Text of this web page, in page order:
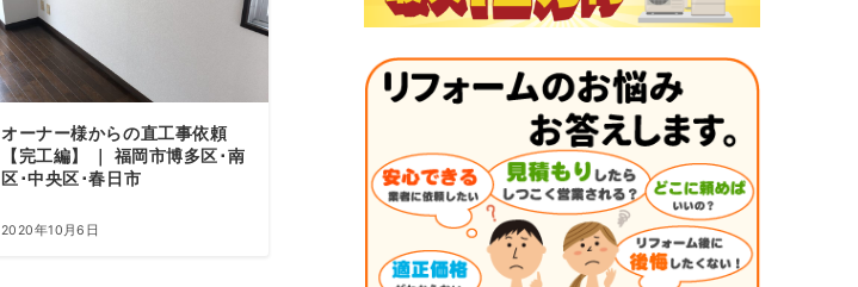
オーナー様からの直工事依頼
【完工編】 ｜ 福岡市博多区･南
区･中央区･春日市
2020年10月6日